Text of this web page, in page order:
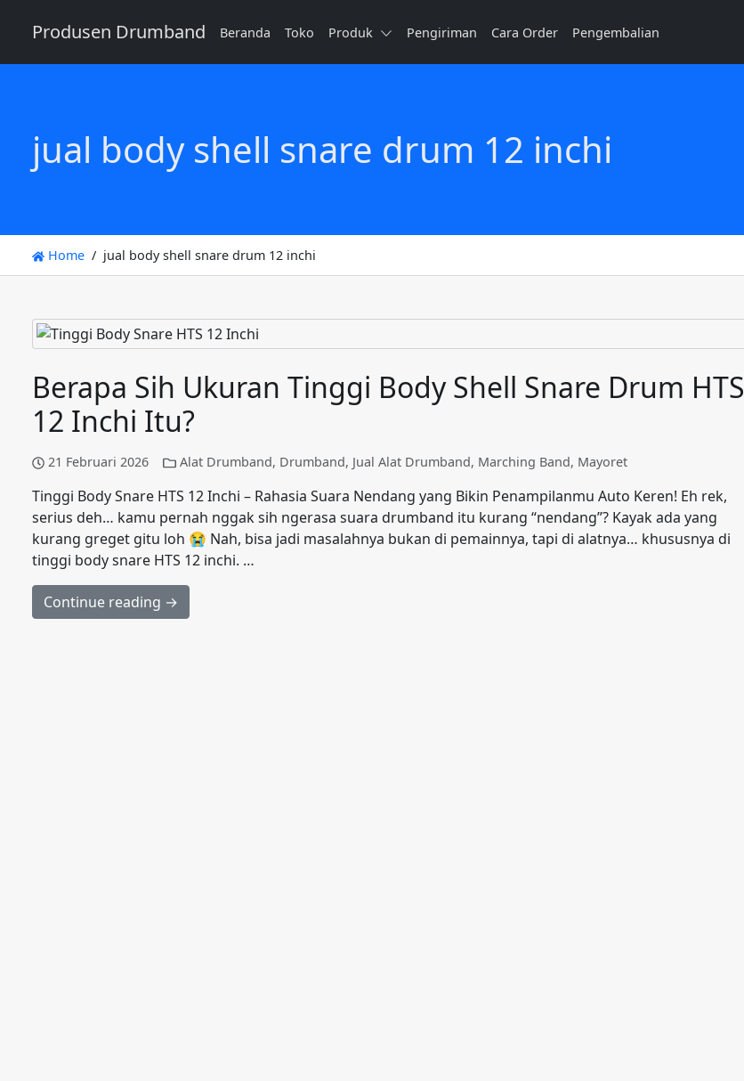
Produsen Drumband Beranda Toko Produk Pengiriman Cara Order Pengembalian
jual body shell snare drum 12 inchi
Home jual body shell snare drum 12 inchi
Berapa Sih Ukuran Tinggi Body Shell Snare Drum HTS
12 Inchi Itu?
21 Februari 2026 Alat Drumband, Drumband, Jual Alat Drumband, Marching Band, Mayoret
Tinggi Body Snare HTS 12 Inchi – Rahasia Suara Nendang yang Bikin Penampilanmu Auto Keren! Eh rek,
serius deh… kamu pernah nggak sih ngerasa suara drumband itu kurang “nendang”? Kayak ada yang
kurang greget gitu loh 😭 Nah, bisa jadi masalahnya bukan di pemainnya, tapi di alatnya… khususnya di
tinggi body snare HTS 12 inchi. …
Continue reading →